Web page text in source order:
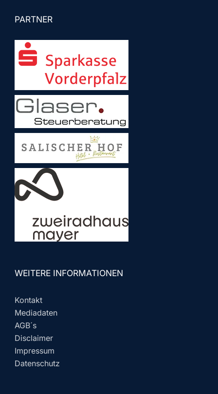
PARTNER
WEITERE INFORMATIONEN
Kontakt
Mediadaten
AGB´s
Disclaimer
Impressum
Datenschutz